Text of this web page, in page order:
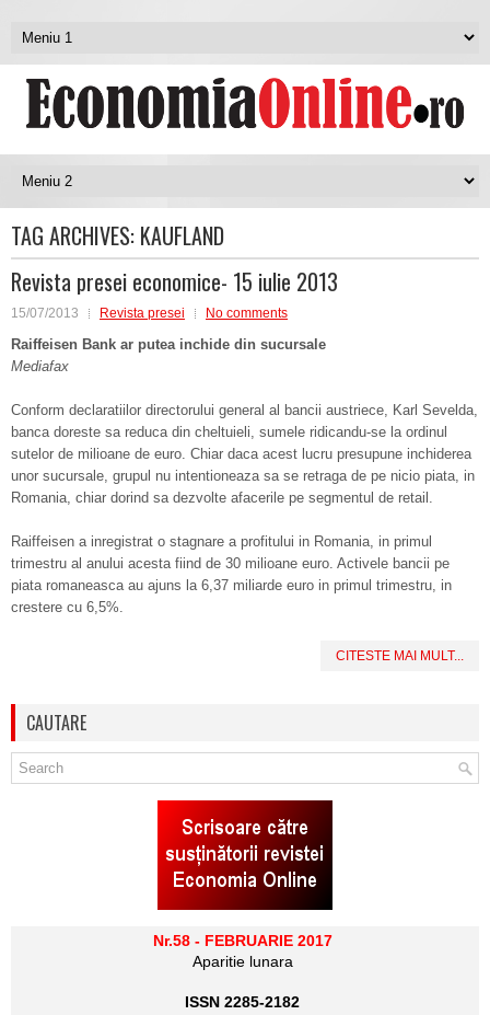
TAG ARCHIVES: KAUFLAND
Revista presei economice- 15 iulie 2013
15/07/2013 Revista presei No comments
Raiffeisen Bank ar putea inchide din sucursale
Mediafax
Conform declaratiilor directorului general al bancii austriece, Karl Sevelda,
banca doreste sa reduca din cheltuieli, sumele ridicandu-se la ordinul
sutelor de milioane de euro. Chiar daca acest lucru presupune inchiderea
unor sucursale, grupul nu intentioneaza sa se retraga de pe nicio piata, in
Romania, chiar dorind sa dezvolte afacerile pe segmentul de retail.
Raiffeisen a inregistrat o stagnare a profitului in Romania, in primul
trimestru al anului acesta fiind de 30 milioane euro. Activele bancii pe
piata romaneasca au ajuns la 6,37 miliarde euro in primul trimestru, in
crestere cu 6,5%.
CITESTE MAI MULT...
CAUTARE
Nr.58 - FEBRUARIE 2017
Aparitie lunara
ISSN 2285-2182